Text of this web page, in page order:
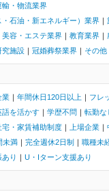
輸・物流業界
石油・新エネルギー）業界
美容・エステ業界 教育業界
究施設
冠婚葬祭業界 その他
業 年間休日120日以上
フレ
語を活かす 学歴不問
転勤な
宅・家賃補助制度 上場企業
未満 完全週休2日制 職種未
り U・Iターン支援あり